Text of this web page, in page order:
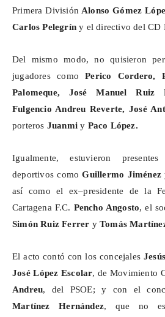
Primera División Alonso Gómez
Carlos Pelegrín y el directivo del CD
Del mismo modo, no quisieron
jugadores como Perico Cordero,
Palomeque, José Manuel Ruiz
Fulgencio Andreu Reverte, José
porteros Juanmiy Paco López.
Igualmente, estuvieron
deportivos como Guillermo Jiménez
así como el ex–presidente de la
Cartagena F.C. Pencho Angosto, el
Simón Ruiz Ferrer yTomás
El acto contó con los concejales
José López Escolar, de Movimiento
Andreu, del PSOE; y con el
Martínez Hernández, que no